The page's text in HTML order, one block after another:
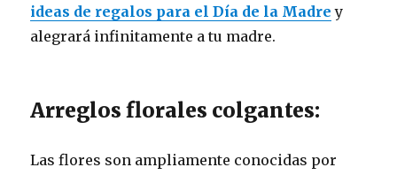
ideas de regalos para el Día de la Madre y
alegrará infinitamente a tu madre.
Arreglos florales colgantes:
Las flores son ampliamente conocidas por